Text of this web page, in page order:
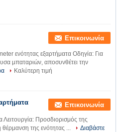
Επικοινωνία
ενότητας εξαρτήματα Οδηγία: Για
μπαταριών, αποσυνθέτει την
Καλύτερη τιμή
Επικοινωνία
Προσδιορισμός της
της ενότητας ...
Διαβάστε